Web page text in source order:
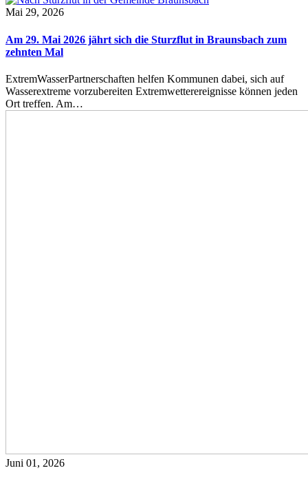
Mai 29, 2026
Am 29. Mai 2026 jährt sich die Sturzflut in Braunsbach zum
zehnten Mal
ExtremWasserPartnerschaften helfen Kommunen dabei, sich auf
Wasserextreme vorzubereiten Extremwetterereignisse können jeden
Ort treffen. Am…
Juni 01, 2026